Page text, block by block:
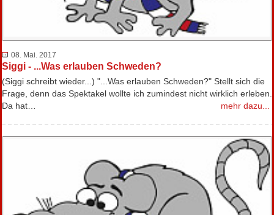
08. Mai. 2017
Siggi - ...Was erlauben Schweden?
(Siggi schreibt wieder...) "...Was erlauben Schweden?" Stellt sich die
Frage, denn das Spektakel wollte ich zumindest nicht wirklich erleben.
Da hat…
mehr dazu...